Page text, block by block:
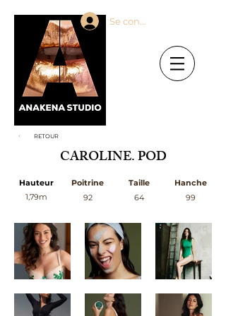
Se connecter
RETOUR
CAROLINE. POD
Hauteur
1,79m
Poitrine
92
Taille
64
Hanche
99